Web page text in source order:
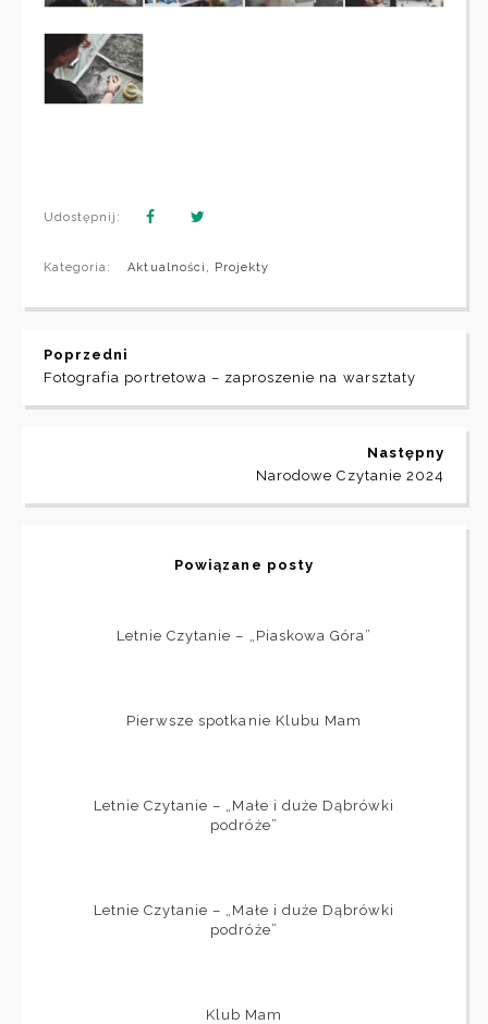
Udostępnij:
Kategoria: Aktualności Projekty
Poprzedni
Fotografia portretowa – zaproszenie na warsztaty
Następny
Narodowe Czytanie 2024
Powiązane posty
Letnie Czytanie – „Piaskowa Góra”
Pierwsze spotkanie Klubu Mam
Letnie Czytanie – „Małe i duże Dąbrówki
podróże”
Letnie Czytanie – „Małe i duże Dąbrówki
podróże”
Klub Mam